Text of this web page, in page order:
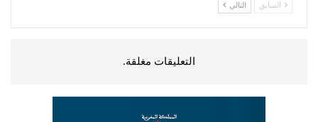
السابق التالي
التعليقات مغلقة.